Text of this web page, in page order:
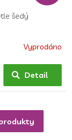
šedý
Vyprodáno
Detail